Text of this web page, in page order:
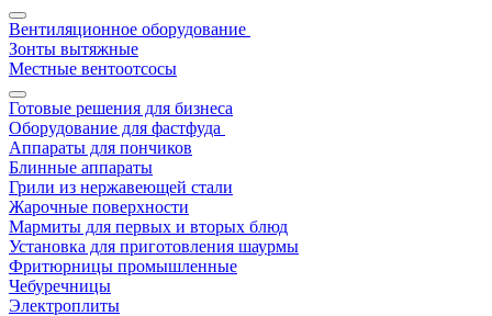
Вентиляционное оборудование
Зонты вытяжные
Местные вентоотсосы
Готовые решения для бизнеса
Оборудование для фастфуда
Аппараты для пончиков
Блинные аппараты
Грили из нержавеющей стали
Жарочные поверхности
Мармиты для первых и вторых блюд
Установка для приготовления шаурмы
Фритюрницы промышленные
Чебуречницы
Электроплиты